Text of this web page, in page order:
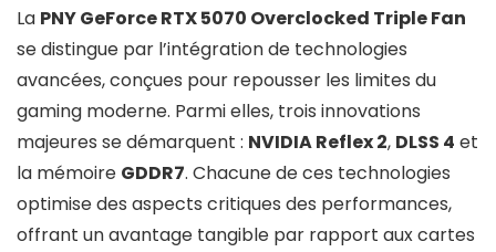
La PNY GeForce RTX 5070 Overclocked Triple Fan
se distingue par l’intégration de technologies
avancées, conçues pour repousser les limites du
gaming moderne. Parmi elles, trois innovations
majeures se démarquent : NVIDIA Reflex 2, DLSS 4 et
la mémoire GDDR7. Chacune de ces technologies
optimise des aspects critiques des performances,
offrant un avantage tangible par rapport aux cartes